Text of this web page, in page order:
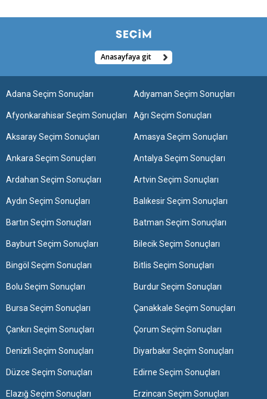
Anasayfaya git
Adana Seçim Sonuçları Adıyaman Seçim Sonuçları
Afyonkarahisar Seçim Sonuçları Ağrı Seçim Sonuçları
Aksaray Seçim Sonuçları Amasya Seçim Sonuçları
Ankara Seçim Sonuçları Antalya Seçim Sonuçları
Ardahan Seçim Sonuçları Artvin Seçim Sonuçları
Aydın Seçim Sonuçları Balıkesir Seçim Sonuçları
Bartın Seçim Sonuçları Batman Seçim Sonuçları
Bayburt Seçim Sonuçları Bilecik Seçim Sonuçları
Bingöl Seçim Sonuçları Bitlis Seçim Sonuçları
Bolu Seçim Sonuçları Burdur Seçim Sonuçları
Bursa Seçim Sonuçları Çanakkale Seçim Sonuçları
Çankırı Seçim Sonuçları Çorum Seçim Sonuçları
Denizli Seçim Sonuçları Diyarbakır Seçim Sonuçları
Düzce Seçim Sonuçları Edirne Seçim Sonuçları
Elazığ Seçim Sonuçları Erzincan Seçim Sonuçları